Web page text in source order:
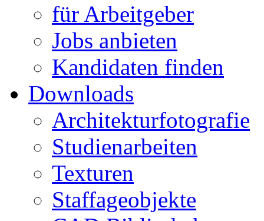
für Arbeitgeber
Jobs anbieten
Kandidaten finden
Downloads
Architekturfotografie
Studienarbeiten
Texturen
Staffageobjekte